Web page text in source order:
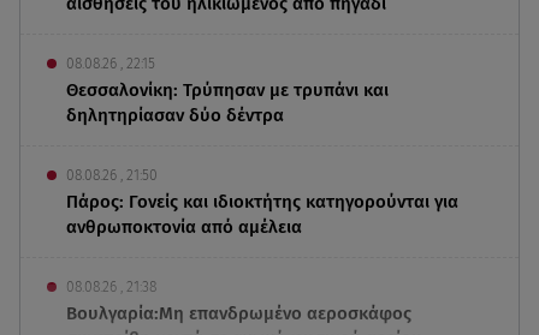
08.08.26 , 22:15
Θεσσαλονίκη: Τρύπησαν με τρυπάνι και
δηλητηρίασαν δύο δέντρα
08.08.26 , 21:50
Πάρος: Γονείς και ιδιοκτήτης κατηγορούνται για
ανθρωποκτονία από αμέλεια
08.08.26 , 21:38
Βουλγαρία:Μη επανδρωμένο αεροσκάφος